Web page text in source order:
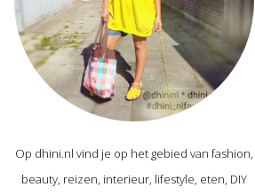
Op dhini.nl vind je op het gebied van fashion,
beauty, reizen, interieur, lifestyle, eten, DIY